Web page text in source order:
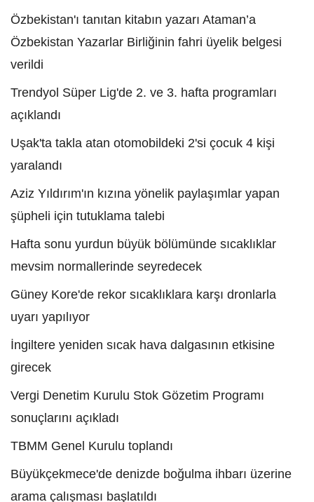
Özbekistan'ı tanıtan kitabın yazarı Ataman’a
Özbekistan Yazarlar Birliğinin fahri üyelik belgesi
verildi
Trendyol Süper Lig'de 2. ve 3. hafta programları
açıklandı
Uşak'ta takla atan otomobildeki 2'si çocuk 4 kişi
yaralandı
Aziz Yıldırım'ın kızına yönelik paylaşımlar yapan
şüpheli için tutuklama talebi
Hafta sonu yurdun büyük bölümünde sıcaklıklar
mevsim normallerinde seyredecek
Güney Kore'de rekor sıcaklıklara karşı dronlarla
uyarı yapılıyor
İngiltere yeniden sıcak hava dalgasının etkisine
girecek
Vergi Denetim Kurulu Stok Gözetim Programı
sonuçlarını açıkladı
TBMM Genel Kurulu toplandı
Büyükçekmece'de denizde boğulma ihbarı üzerine
arama çalışması başlatıldı